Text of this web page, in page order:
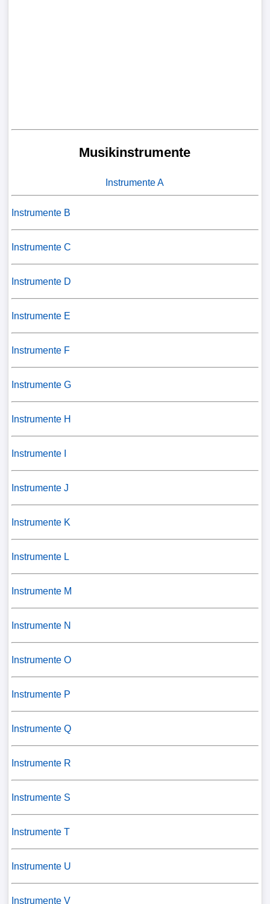
Musikinstrumente
Instrumente A
Instrumente B
Instrumente C
Instrumente D
Instrumente E
Instrumente F
Instrumente G
Instrumente H
Instrumente I
Instrumente J
Instrumente K
Instrumente L
Instrumente M
Instrumente N
Instrumente O
Instrumente P
Instrumente Q
Instrumente R
Instrumente S
Instrumente T
Instrumente U
Instrumente V